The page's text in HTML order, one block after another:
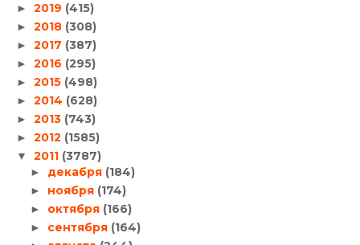
► 2019 (415)
► 2018 (308)
► 2017 (387)
► 2016 (295)
► 2015 (498)
► 2014 (628)
► 2013 (743)
► 2012 (1585)
▼ 2011 (3787)
► декабря (184)
► ноября (174)
► октября (166)
► сентября (164)